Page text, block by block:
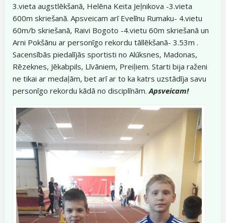
3.vieta augstlēkšanā, Helēna Keita Jeļnikova -3.vieta
600m skriešanā. Apsveicam arī Evelīnu Rumaku- 4.vietu
60m/b skriešanā, Raivi Bogoto -4.vietu 60m skriešanā un
Arni Pokšānu ar personīgo rekordu tāllēkšanā- 3.53m .
Sacensībās piedalījās sportisti no Alūksnes, Madonas,
Rēzeknes, Jēkabpils, Līvāniem, Preiļiem. Starti bija raženi
ne tikai ar medaļām, bet arī ar to ka katrs uzstādīja savu
personīgo rekordu kādā no disciplīnām. Apsveicam!